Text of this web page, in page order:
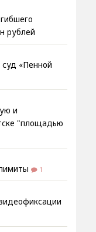
рублей
«Пенной
и
"площадью
1